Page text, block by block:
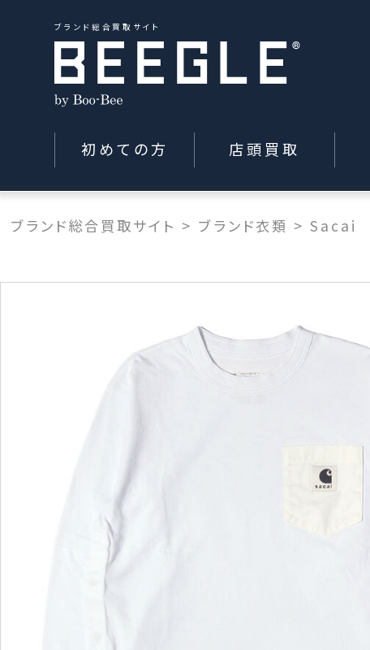
ブランド総合買取サイト
初めての方 店頭買取
ブランド総合買取サイト > ブランド衣類 >Sacai